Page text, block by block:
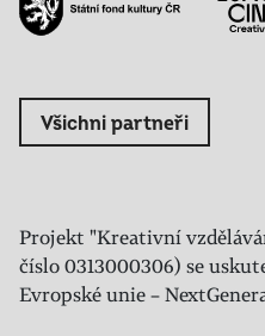
Všichni partneři
Projekt "Kreativní
číslo 0313000306) se
Evropské unie –